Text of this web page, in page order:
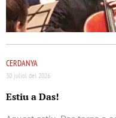
CERDANYA
30 juliol del 2026
Estiu a Das!